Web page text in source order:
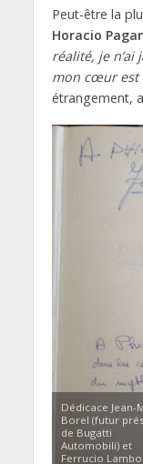
Peut-être la
Horacio
réalité, je n’ai
mon cœur est
étrangement,
Dédicace Jean-
Borel (futur
de Bugatti
Automobili) et
Ferrucio